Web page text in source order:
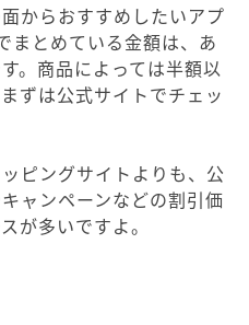
からおすすめしたいアプ
まとめている金額は、あ
。商品によっては半額以
ずは公式サイトでチェッ
ピングサイトよりも、公
ャンペーンなどの割引価
が多いですよ。